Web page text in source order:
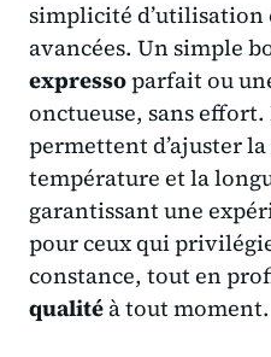
simplicité d’utilisation
avancées. Un simple
expressoparfait ou
onctueuse, sans effort.
permettent d’ajuster la
température et la
garantissant une
pour ceux qui
constance, tout en
qualité à tout moment.